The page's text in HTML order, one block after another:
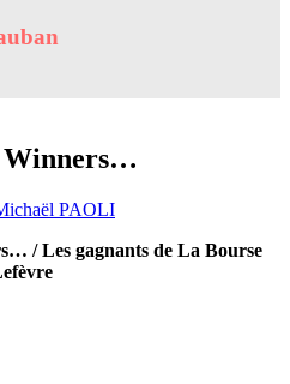
Winners…
PAOLI
/ Les gagnants de La Bourse